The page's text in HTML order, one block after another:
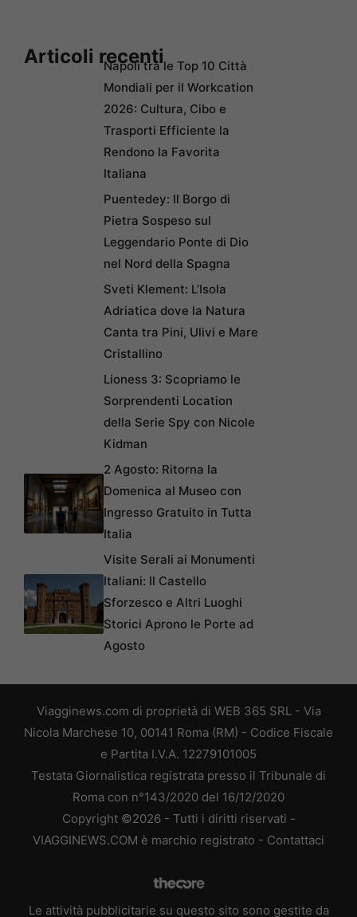
Articoli recentiNapoli tra le Top 10 Città
Mondiali per il Workcation
2026: Cultura, Cibo e
Trasporti Efficiente la
Rendono la Favorita
Italiana
Puentedey: Il Borgo di
Pietra Sospeso sul
Leggendario Ponte di Dio
nel Nord della Spagna
Sveti Klement: L’Isola
Adriatica dove la Natura
Canta tra Pini, Ulivi e Mare
Cristallino
Lioness 3: Scopriamo le
Sorprendenti Location
della Serie Spy con Nicole
Kidman
2 Agosto: Ritorna la
Domenica al Museo con
Ingresso Gratuito in Tutta
Italia
Visite Serali ai Monumenti
Italiani: Il Castello
Sforzesco e Altri Luoghi
Storici Aprono le Porte ad
Agosto
Viagginews.com di proprietà di WEB 365 SRL - Via
Nicola Marchese 10, 00141 Roma (RM) - Codice Fiscale
e Partita I.V.A. 12279101005
Testata Giornalistica registrata presso il Tribunale di
Roma con n°143/2020 del 16/12/2020
Copyright ©2026 - Tutti i diritti riservati -
VIAGGINEWS.COM è marchio registrato - Contattaci
Le attività pubblicitarie su questo sito sono gestite da